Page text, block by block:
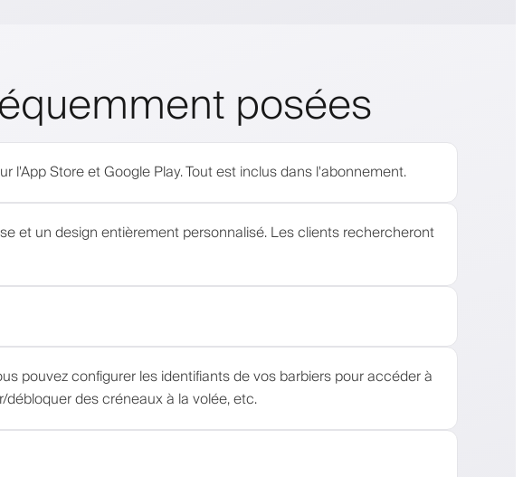
posées
Store et Google Play. Tout est inclus dans l'abonnement.
et un design entièrement personnalisé. Les clients rechercheront
pouvez configurer les identifiants de vos barbiers pour accéder à
des créneaux à la volée, etc.